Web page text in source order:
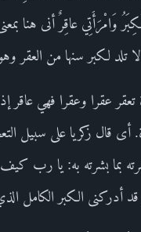
وَامْرَأَتِي عاقِرٌ أنى هنا
تلد لكبر سنها من العقر
تعقر عقرا وعقرا فهي عاقر
أى قال زكريا على سبيل
بما بشرته به: يا رب
قد أدركنى الكبر الكامل